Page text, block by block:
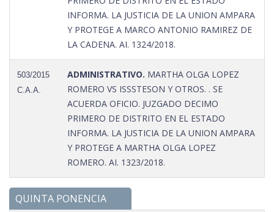
INFORMA. LA JUSTICIA DE LA UNION AMPARA
Y PROTEGE A MARCO ANTONIO RAMIREZ DE
LA CADENA. AI. 1324/2018.
503/2015
C.A.A.
ADMINISTRATIVO. MARTHA OLGA LOPEZ
ROMERO VS ISSSTESON Y OTROS. . SE
ACUERDA OFICIO. JUZGADO DECIMO
PRIMERO DE DISTRITO EN EL ESTADO
INFORMA. LA JUSTICIA DE LA UNION AMPARA
Y PROTEGE A MARTHA OLGA LOPEZ
ROMERO. AI. 1323/2018.
QUINTA PONENCIA